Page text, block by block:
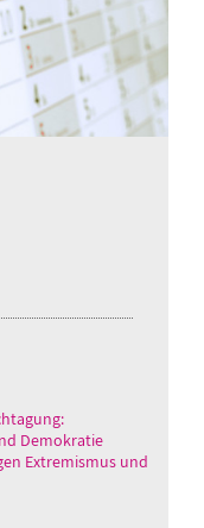
Demokratie
Extremismus und